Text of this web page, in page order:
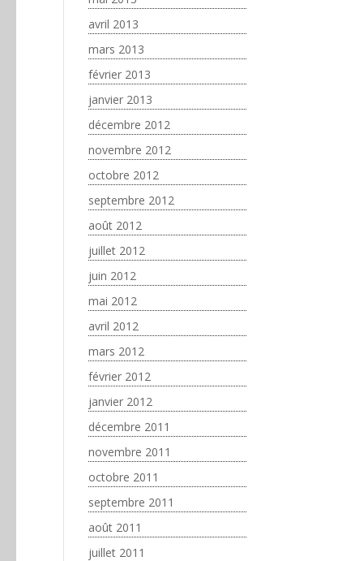
avril 2013
mars 2013
février 2013
janvier 2013
décembre 2012
novembre 2012
octobre 2012
septembre 2012
août 2012
juillet 2012
juin 2012
mai 2012
avril 2012
mars 2012
février 2012
janvier 2012
décembre 2011
novembre 2011
octobre 2011
septembre 2011
août 2011
juillet 2011